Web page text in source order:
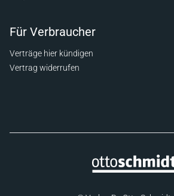
Für Verbraucher
Verträge hier kündigen
Vertrag widerrufen